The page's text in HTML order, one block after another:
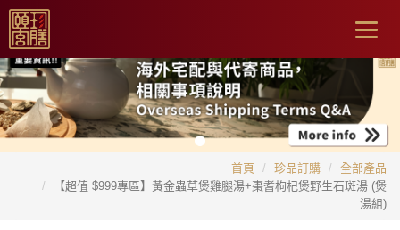
首頁 珍品訂購
全部產品
【超值 $999專區】黃金蟲草煲雞腿湯+棗耆枸杞煲野生石斑湯 (煲
湯組)